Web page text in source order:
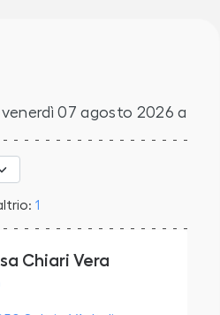
venerdì 07 agosto 2026 a
1
Chiari Vera